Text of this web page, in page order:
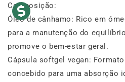
Composição:
Óleo de cânhamo: Rico em
para a manutenção do
promove o bem-estar geral.
Cápsula softgel vegan:
concebido para uma absorção